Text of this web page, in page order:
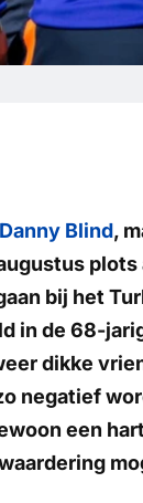
Danny Blind,
bij het
in de 68-
dikke
negatief
een